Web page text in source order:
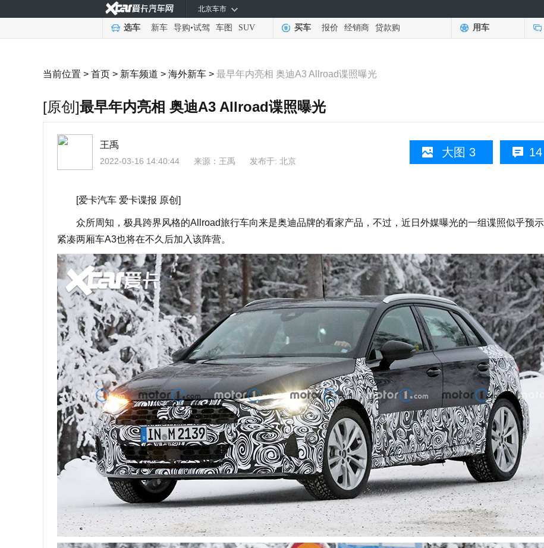
北京车市
选车 新车 导购•试驾 车图 SUV 买车 报价 经销商 贷款购 用车
当前位置 > 首页 > 新车频道 > 海外新车 > 最早年内亮相 奥迪A3 Allroad谍照曝光
[原创]最早年内亮相 奥迪A3 Allroad谍照曝光
14
大图 3
王禹
2022-03-16 14:40:44 来源： 王禹 发布于: 北京
[爱卡汽车 爱卡谍报 原创]
众所周知，极具跨界风格的Allroad旅行车向来是奥迪品牌的看家产品，不过，近日外媒曝光的一组谍照似乎预
紧凑两厢车A3也将在不久后加入该阵营。